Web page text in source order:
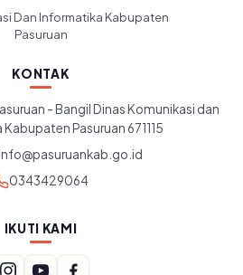
Dan Informatika Kabupaten
Pasuruan
KONTAK
- Bangil Dinas Komunikasi dan
Pasuruan 671115
0343429064
IKUTI KAMI